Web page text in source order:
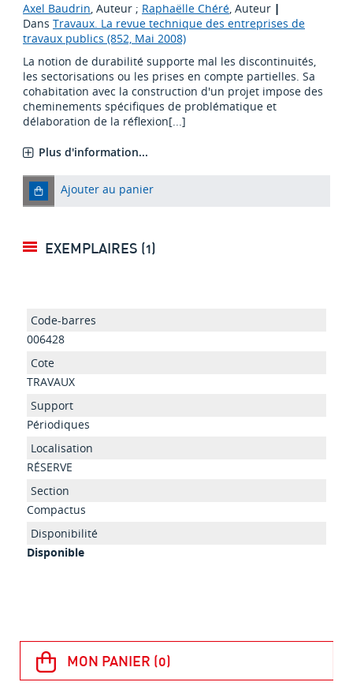
Axel Baudrin, Auteur ; Raphaëlle Chéré, Auteur |
Dans Travaux. La revue technique des entreprises de
travaux publics (852, Mai 2008)
La notion de durabilité supporte mal les discontinuités,
les sectorisations ou les prises en compte partielles. Sa
cohabitation avec la construction d'un projet impose des
cheminements spécifiques de problématique et
délaboration de la réflexion[...]
Plus d'information...
Ajouter au panier
EXEMPLAIRES (1)
006428
TRAVAUX
Périodiques
RÉSERVE
Compactus
Disponible